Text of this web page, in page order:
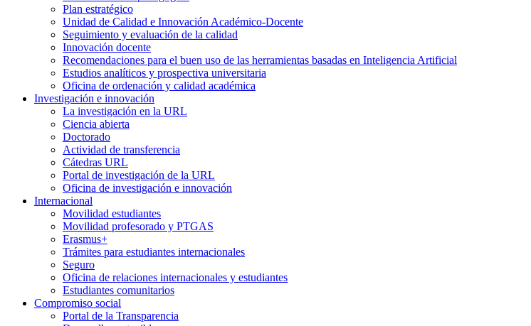
Plan estratégico
Unidad de Calidad e Innovación Académico-Docente
Seguimiento y evaluación de la calidad
Innovación docente
Recomendaciones para el buen uso de las herramientas basadas en Inteligencia Artificial
Estudios analíticos y prospectiva universitaria
Oficina de ordenación y calidad académica
Investigación e innovación
La investigación en la URL
Ciencia abierta
Doctorado
Actividad de transferencia
Cátedras URL
Portal de investigación de la URL
Oficina de investigación e innovación
Internacional
Movilidad estudiantes
Movilidad profesorado y PTGAS
Erasmus+
Trámites para estudiantes internacionales
Seguro
Oficina de relaciones internacionales y estudiantes
Estudiantes comunitarios
Compromiso social
Portal de la Transparencia